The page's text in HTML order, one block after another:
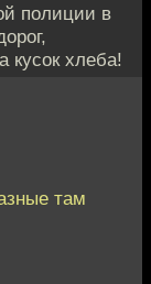
полиции в
кусок хлеба!
там